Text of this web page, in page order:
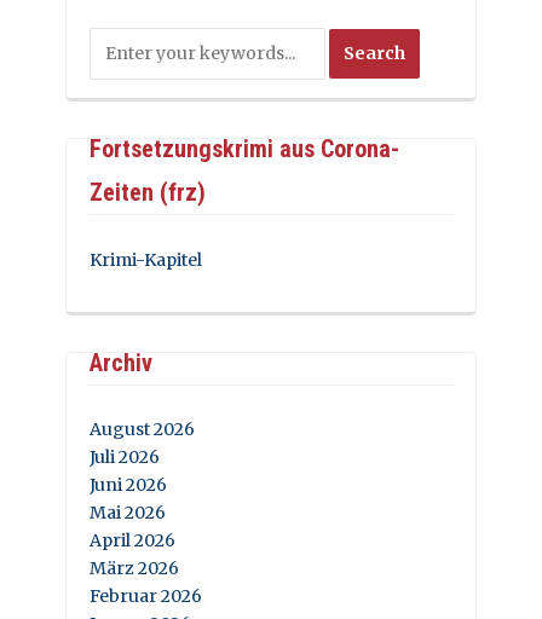
Fortsetzungskrimi aus Corona-
Zeiten (frz)
Krimi-Kapitel
Archiv
August 2026
Juli 2026
Juni 2026
Mai 2026
April 2026
März 2026
Februar 2026